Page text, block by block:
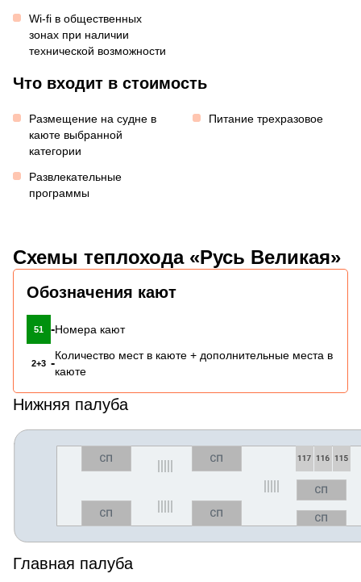
Wi-fi в общественных
зонах при наличии
технической возможности
Что входит в стоимость
Размещение на судне в
каюте выбранной
категории
Питание трехразовое
Развлекательные
программы
Схемы теплохода «Русь Великая»
Обозначения кают
51 -Номера кают
2+3 -
Количество мест в каюте + дополнительные места в
каюте
Нижняя палуба
Главная палуба